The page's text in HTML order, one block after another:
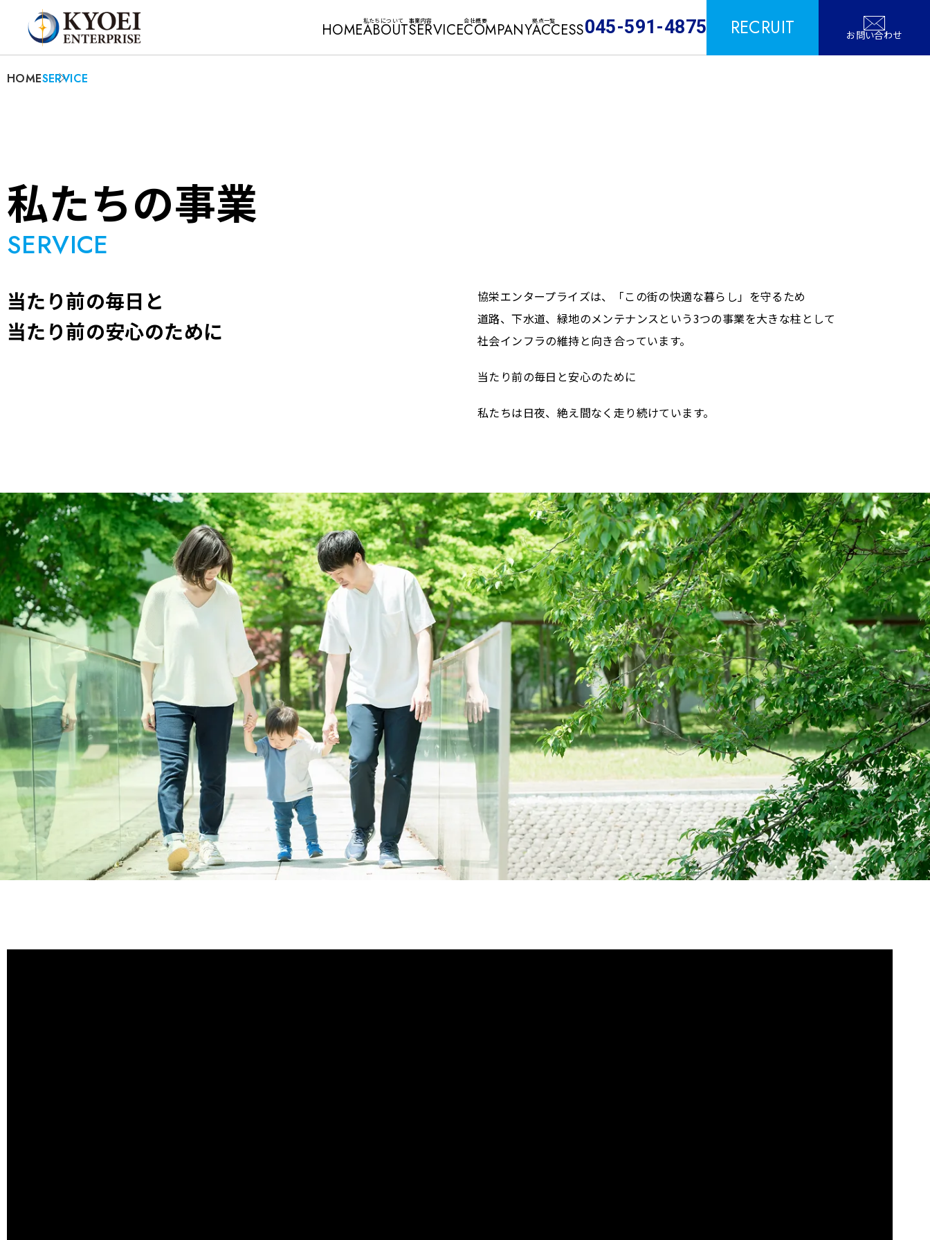
HOME私たちについて
ABOUT事業内容
SERVICE会社概要
COMPANY拠点一覧
ACCESS045-591-4875 RECRUIT お問い合わせ
HOMESERVICE
私たちの事業
SERVICE
当たり前の毎日と
当たり前の安心のために
協栄エンタープライズは、「この街の快適な暮らし」を守るため
道路、下水道、緑地のメンテナンスという3つの事業を大きな柱として
社会インフラの維持と向き合っています。
当たり前の毎日と安心のために
私たちは日夜、絶え間なく走り続けています。